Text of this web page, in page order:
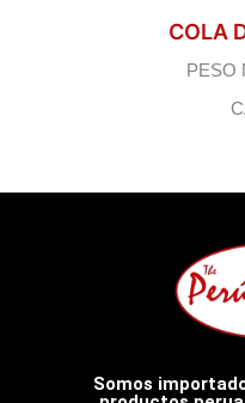
COLA
PESO
Somos